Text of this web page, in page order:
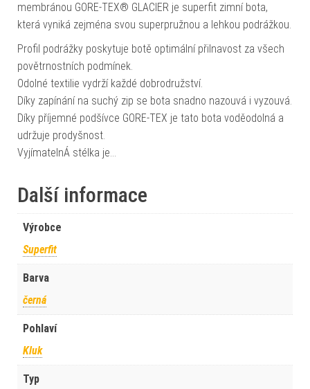
membránou GORE-TEX® GLACIER je superfit zimní bota,
která vyniká zejména svou superpružnou a lehkou podrážkou.
Profil podrážky poskytuje botě optimální přilnavost za všech
povětrnostních podmínek.
Odolné textilie vydrží každé dobrodružství.
Díky zapínání na suchý zip se bota snadno nazouvá i vyzouvá.
Díky příjemné podšívce GORE-TEX je tato bota voděodolná a
udržuje prodyšnost.
VyjímatelnÁ stélka je…
Další informace
Výrobce
Superfit
Barva
černá
Pohlaví
Kluk
Typ